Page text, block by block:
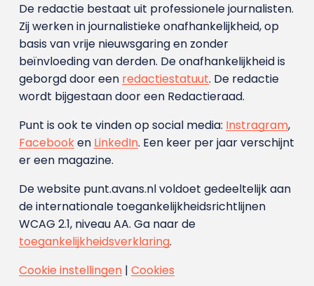
De redactie bestaat uit professionele journalisten.
Zij werken in journalistieke onafhankelijkheid, op
basis van vrije nieuwsgaring en zonder
beïnvloeding van derden. De onafhankelijkheid is
geborgd door een redactiestatuut. De redactie
wordt bijgestaan door een Redactieraad.
Punt is ook te vinden op social media: Instragram,
Facebooken LinkedIn. Een keer per jaar verschijnt
er een magazine.
De website punt.avans.nl voldoet gedeeltelijk aan
de internationale toegankelijkheidsrichtlijnen
WCAG 2.1, niveau AA. Ga naar de
toegankelijkheidsverklaring.
Cookie instellingen| Cookies